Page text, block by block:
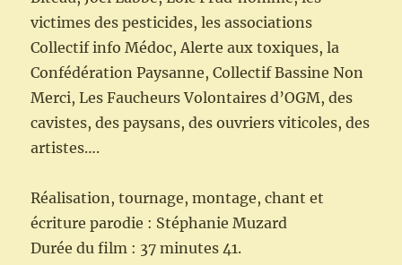
victimes des pesticides, les associations
Collectif info Médoc, Alerte aux toxiques, la
Confédération Paysanne, Collectif Bassine Non
Merci, Les Faucheurs Volontaires d’OGM, des
cavistes, des paysans, des ouvriers viticoles, des
artistes….
Réalisation, tournage, montage, chant et
écriture parodie : Stéphanie Muzard
Durée du film : 37 minutes 41.